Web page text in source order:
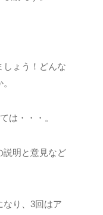
しょう！どんな
は・・・。
説明と意見など
なり、3回はア